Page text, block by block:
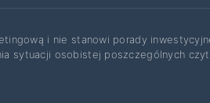
i nie stanowi porady
sytuacji osobistej poszczególnych